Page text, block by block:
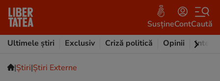
SusțineContCaută
Ultimele știri
Exclusiv Criză politică Opinii
|Ştiri|Știri Externe